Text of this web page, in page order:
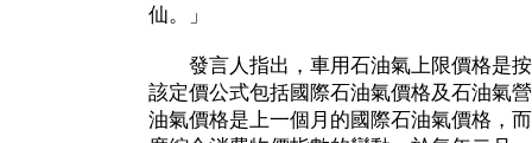
仙。」
發言人指出，車用石油氣上限價格是按
該定價公式包括國際石油氣價格及石油氣
油氣價格是上一個月的國際石油氣價格，